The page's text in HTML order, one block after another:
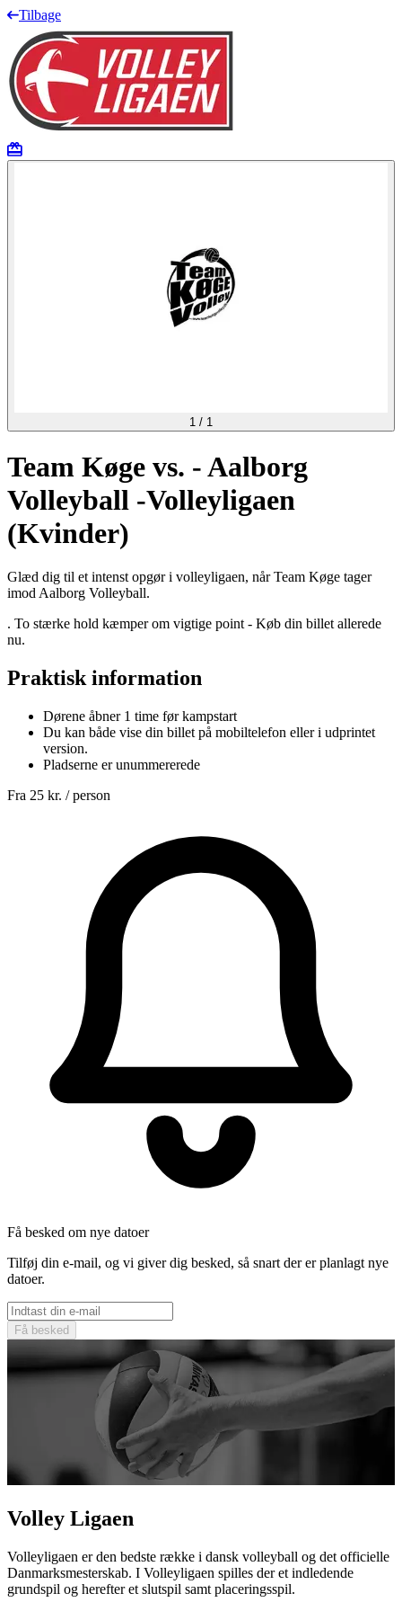
Tilbage
1 / 1
Team Køge vs. - Aalborg
Volleyball -Volleyligaen
(Kvinder)
Glæd dig til et intenst opgør i volleyligaen, når Team Køge tager
imod Aalborg Volleyball.
. To stærke hold kæmper om vigtige point - Køb din billet allerede
nu.
Praktisk information
Dørene åbner 1 time før kampstart
Du kan både vise din billet på mobiltelefon eller i udprintet
version.
Pladserne er unummererede
Fra 25 kr. / person
Få besked om nye datoer
Tilføj din e-mail, og vi giver dig besked, så snart der er planlagt nye
datoer.
Få besked
Volley Ligaen
Volleyligaen er den bedste række i dansk volleyball og det officielle
Danmarksmesterskab. I Volleyligaen spilles der et indledende
grundspil og herefter et slutspil samt placeringsspil.